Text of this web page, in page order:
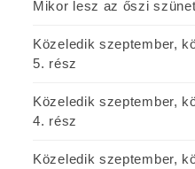
Mikor lesz az őszi
Közeledik szeptember,
5. rész
Közeledik szeptember,
4. rész
Közeledik szeptember,